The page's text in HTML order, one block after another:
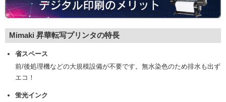
Mimaki 昇華転写プリンタの特長
省スペース
前/後処理機などの大規模設備が不要です。無水染色のため排水も出ず
エコ！
蛍光インク